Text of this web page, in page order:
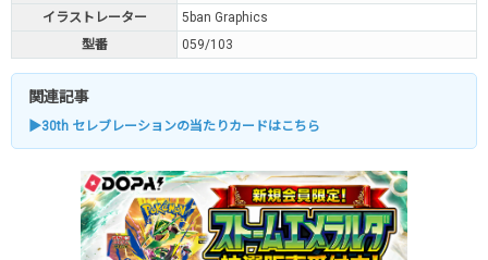
イラストレーター
5ban Graphics
型番
059/103
関連記事
▶30th セレブレーションの当たりカードはこちら